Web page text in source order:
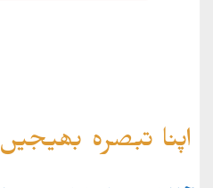
اپنا تبصرہ بھیجیں